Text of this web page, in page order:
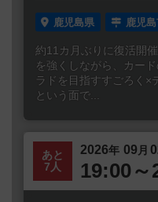
鹿児島県 鹿児
約11カ月ぶりに復活開
を強くしながら、カー
ラドを目指すすごろく×
という面で...
あと
7人
2026年 09 月
19:00～